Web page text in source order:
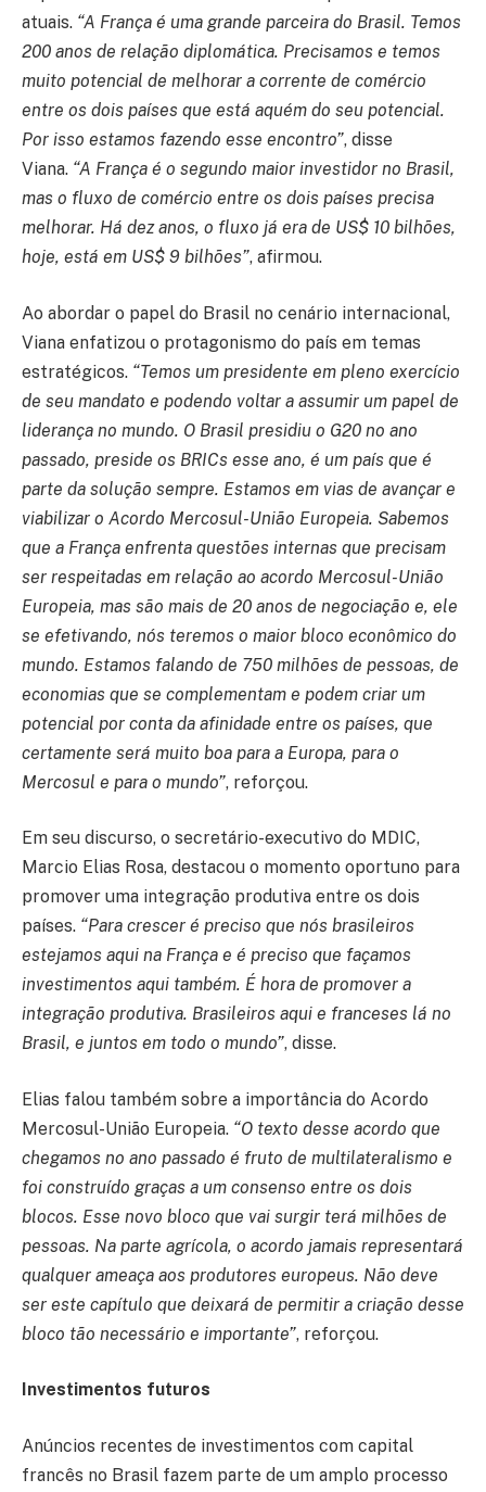
atuais. “A França é uma grande parceira do Brasil. Temos
200 anos de relação diplomática. Precisamos e temos
muito potencial de melhorar a corrente de comércio
entre os dois países que está aquém do seu potencial.
Por isso estamos fazendo esse encontro”, disse
Viana. “A França é o segundo maior investidor no Brasil,
mas o fluxo de comércio entre os dois países precisa
melhorar. Há dez anos, o fluxo já era de US$ 10 bilhões,
hoje, está em US$ 9 bilhões”, afirmou.
Ao abordar o papel do Brasil no cenário internacional,
Viana enfatizou o protagonismo do país em temas
estratégicos. “Temos um presidente em pleno exercício
de seu mandato e podendo voltar a assumir um papel de
liderança no mundo. O Brasil presidiu o G20 no ano
passado, preside os BRICs esse ano, é um país que é
parte da solução sempre. Estamos em vias de avançar e
viabilizar o Acordo Mercosul-União Europeia. Sabemos
que a França enfrenta questões internas que precisam
ser respeitadas em relação ao acordo Mercosul-União
Europeia, mas são mais de 20 anos de negociação e, ele
se efetivando, nós teremos o maior bloco econômico do
mundo. Estamos falando de 750 milhões de pessoas, de
economias que se complementam e podem criar um
potencial por conta da afinidade entre os países, que
certamente será muito boa para a Europa, para o
Mercosul e para o mundo”, reforçou.
Em seu discurso, o secretário-executivo do MDIC,
Marcio Elias Rosa, destacou o momento oportuno para
promover uma integração produtiva entre os dois
países. “Para crescer é preciso que nós brasileiros
estejamos aqui na França e é preciso que façamos
investimentos aqui também. É hora de promover a
integração produtiva. Brasileiros aqui e franceses lá no
Brasil, e juntos em todo o mundo”, disse.
Elias falou também sobre a importância do Acordo
Mercosul-União Europeia. “O texto desse acordo que
chegamos no ano passado é fruto de multilateralismo e
foi construído graças a um consenso entre os dois
blocos. Esse novo bloco que vai surgir terá milhões de
pessoas. Na parte agrícola, o acordo jamais representará
qualquer ameaça aos produtores europeus. Não deve
ser este capítulo que deixará de permitir a criação desse
bloco tão necessário e importante”, reforçou.
Investimentos futuros
Anúncios recentes de investimentos com capital
francês no Brasil fazem parte de um amplo processo